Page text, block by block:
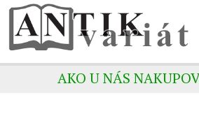
AKO U NÁS